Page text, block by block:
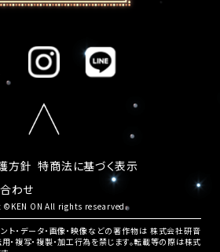
方針 特商法に基づく表示
わせ
©KEN ON All rights researved.
ト・データ・画像・映像などの著作物は 株式会社研音
・複写・複製・加工行為を禁じます。転載等の際は株式